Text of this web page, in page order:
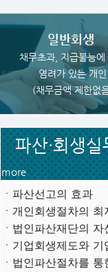
일반회생
채무초과, 지급불능에
염려가 있는 개인
(채무금액 제한없
파산·회생
more
ㆍ파산선고의 효과
ㆍ 개인회생절차의
ㆍ법인파산재단의 자
ㆍ기업회생제도와
ㆍ법인파산절차를